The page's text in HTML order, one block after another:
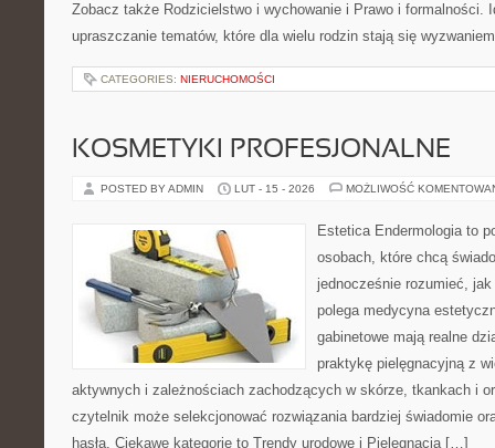
Zobacz także Rodzicielstwo i wychowanie i Prawo i formalności.
upraszczanie tematów, które dla wielu rodzin stają się
CATEGORIES: NIERUCHOMOŚCI
KOSMETYKI PROFESJONALNE
POSTED BY ADMIN LUT - 15 - 2026 MOŻLIWOŚĆ
Estetica Endermologia to
osobach, które chcą
jednocześnie rozumieć,
polega medycyna
gabinetowe mają realne
praktykę pielęgnacyjną z
aktywnych i zależnościach zachodzących w skórze, tkankach i
czytelnik może selekcjonować rozwiązania bardziej świadomie
hasła. Ciekawe kategorie to Trendy urodowe i Pielęgnacja […]